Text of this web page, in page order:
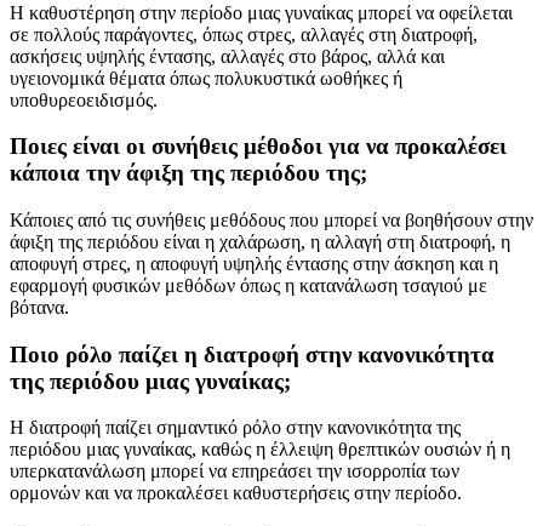
Η καθυστέρηση στην περίοδο μιας γυναίκας μπορεί να οφείλεται
σε πολλούς παράγοντες, όπως στρες, αλλαγές στη διατροφή,
ασκήσεις υψηλής έντασης, αλλαγές στο βάρος, αλλά και
υγειονομικά θέματα όπως πολυκυστικά ωοθήκες ή
υποθυρεοειδισμός.
Ποιες είναι οι συνήθεις μέθοδοι για να προκαλέσει
κάποια την άφιξη της περιόδου της;
Κάποιες από τις συνήθεις μεθόδους που μπορεί να βοηθήσουν στην
άφιξη της περιόδου είναι η χαλάρωση, η αλλαγή στη διατροφή, η
αποφυγή στρες, η αποφυγή υψηλής έντασης στην άσκηση και η
εφαρμογή φυσικών μεθόδων όπως η κατανάλωση τσαγιού με
βότανα.
Ποιο ρόλο παίζει η διατροφή στην κανονικότητα
της περιόδου μιας γυναίκας;
Η διατροφή παίζει σημαντικό ρόλο στην κανονικότητα της
περιόδου μιας γυναίκας, καθώς η έλλειψη θρεπτικών ουσιών ή η
υπερκατανάλωση μπορεί να επηρεάσει την ισορροπία των
ορμονών και να προκαλέσει καθυστερήσεις στην περίοδο.